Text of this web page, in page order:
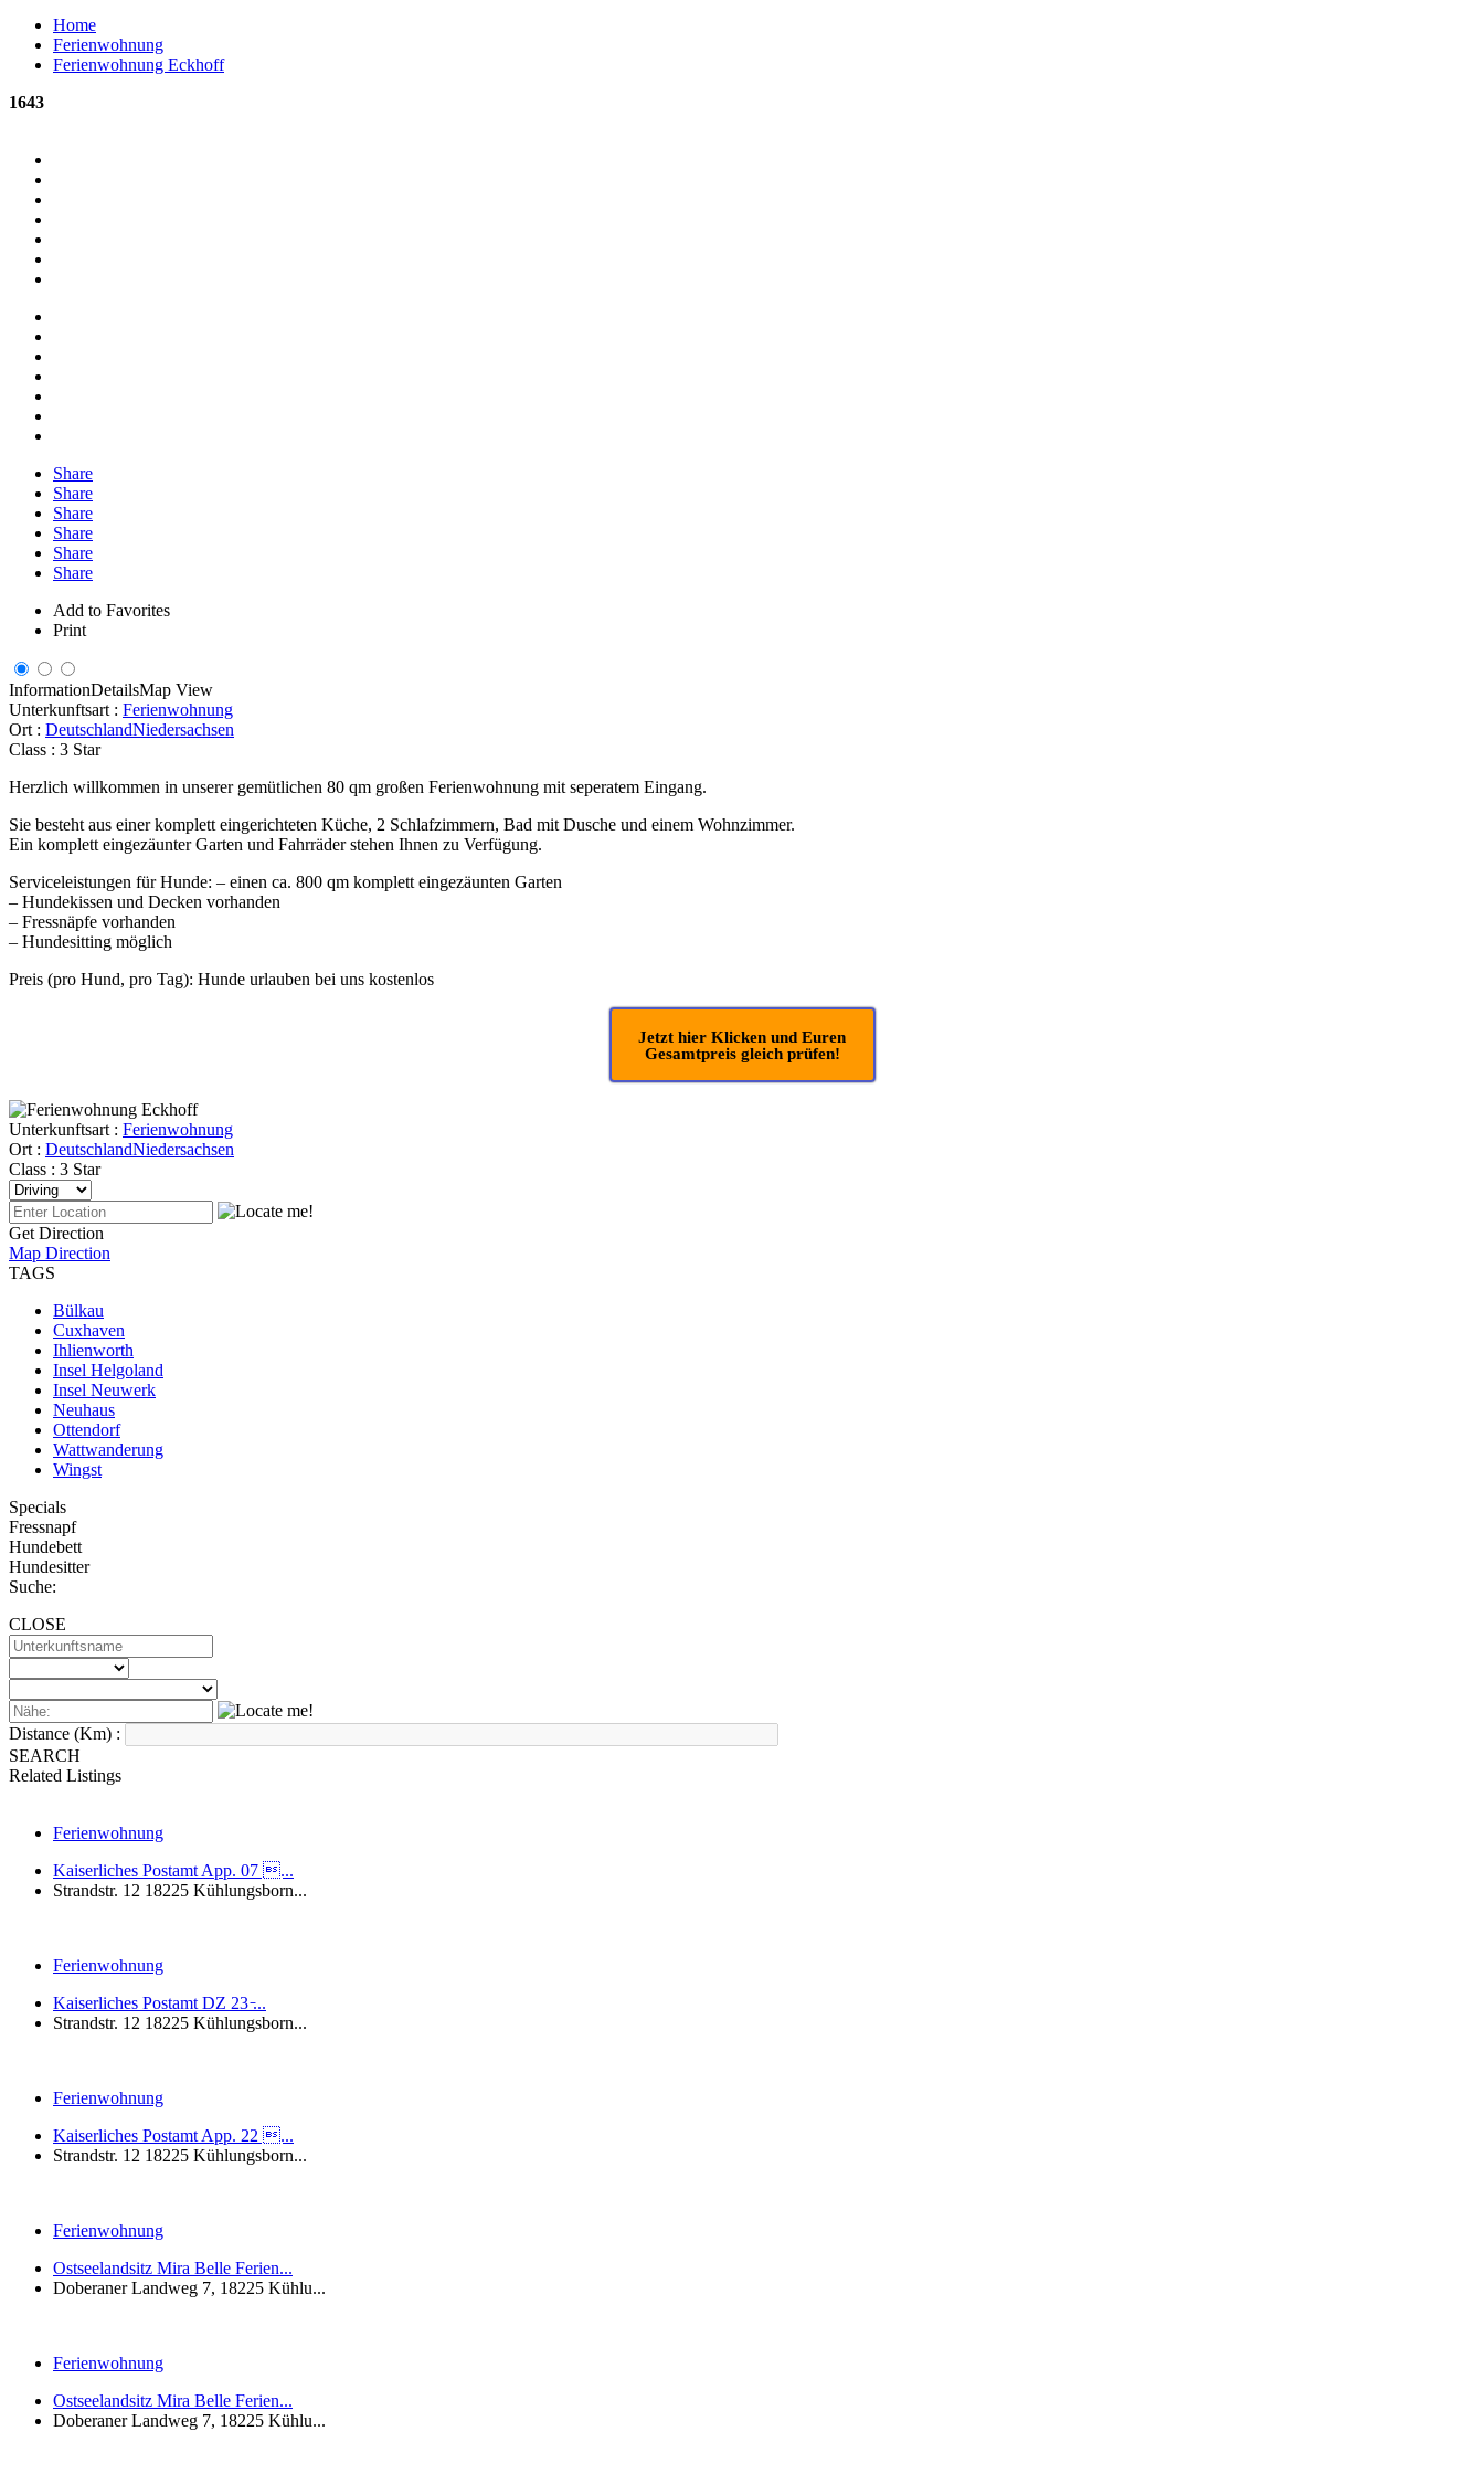
Home
Ferienwohnung
Ferienwohnung Eckhoff
1643
Share
Share
Share
Share
Share
Share
Add to Favorites
Print
InformationDetailsMap View
Unterkunftsart : Ferienwohnung
Ort : DeutschlandNiedersachsen
Class : 3 Star
Herzlich willkommen in unserer gemütlichen 80 qm großen Ferienwohnung mit seperatem Eingang.
Sie besteht aus einer komplett eingerichteten Küche, 2 Schlafzimmern, Bad mit Dusche und einem Wohnzimmer.
Ein komplett eingezäunter Garten und Fahrräder stehen Ihnen zu Verfügung.
Serviceleistungen für Hunde: – einen ca. 800 qm komplett eingezäunten Garten
– Hundekissen und Decken vorhanden
– Fressnäpfe vorhanden
– Hundesitting möglich
Preis (pro Hund, pro Tag): Hunde urlauben bei uns kostenlos
Jetzt hier Klicken und Euren
Gesamtpreis gleich prüfen!
Unterkunftsart : Ferienwohnung
Ort : DeutschlandNiedersachsen
Class : 3 Star
Get Direction
Map Direction
TAGS
Bülkau
Cuxhaven
Ihlienworth
Insel Helgoland
Insel Neuwerk
Neuhaus
Ottendorf
Wattwanderung
Wingst
Specials
Fressnapf
Hundebett
Hundesitter
Suche:
CLOSE
Distance (Km) :
SEARCH
Related Listings
Ferienwohnung
Kaiserliches Postamt App. 07 ...
Strandstr. 12 18225 Kühlungsborn...
Ferienwohnung
Kaiserliches Postamt DZ 23 ̵...
Strandstr. 12 18225 Kühlungsborn...
Ferienwohnung
Kaiserliches Postamt App. 22 ...
Strandstr. 12 18225 Kühlungsborn...
Ferienwohnung
Ostseelandsitz Mira Belle Ferien...
Doberaner Landweg 7, 18225 Kühlu...
Ferienwohnung
Ostseelandsitz Mira Belle Ferien...
Doberaner Landweg 7, 18225 Kühlu...